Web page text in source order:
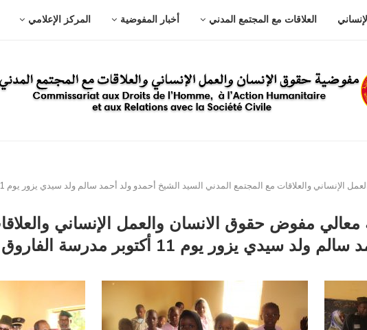
العلاقات مع المجتمع المدني أخبار المفوضية المركز الإعلامي
مع المجتمع المدني السيد الشيخ أحمدو ولد أحمد سالم ولد سيدي يزور يوم 11 أكتوبر مدرسة الفاروق بمدينة كيهيدي .
مفوض حقوق الانسان والعمل الإنساني
يوم 11 أكتوبر مدرسة الفاروق بمدينة كيهيدي .